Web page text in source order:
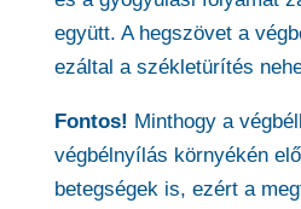
együtt. A hegszövet a
ezáltal a székletürítés
Fontos! Minthogy a
végbélnyílás környékén
betegségek is, ezért a